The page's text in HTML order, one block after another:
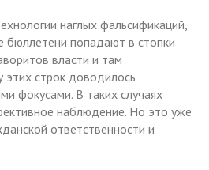
наглых фальсификаций,
бюллетени попадают в стопки
власти и там
этих строк доводилось
фокусами. В таких случаях
наблюдение. Но это уже
ответственности и